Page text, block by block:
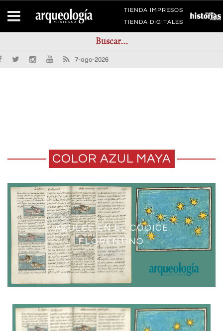
TIENDA IMPRESOS
TIENDA DIGITALES
7-ago-2026
COLOR AZUL MAYA
AZULES EN EL CÓDICE
FLORENTINO